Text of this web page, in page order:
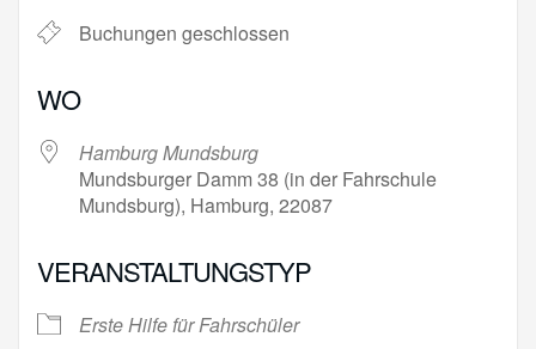
Buchungen geschlossen
WO
Hamburg Mundsburg
Mundsburger Damm 38 (in der Fahrschule
Mundsburg), Hamburg, 22087
VERANSTALTUNGSTYP
Erste Hilfe für Fahrschüler